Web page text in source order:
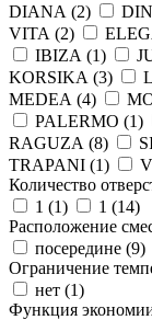
DIANA (2)
VITA (2)
IBIZA (1)
KORSIKA (3)
MEDEA (4)
PALERMO (1)
RAGUZA (8)
TRAPANI (1)
Количество
1 (1) 1 (14)
Расположение
посередине (9)
Ограничение
нет (1)
Функция